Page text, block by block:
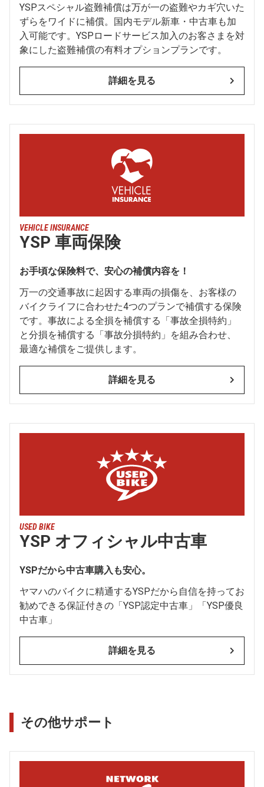
YSPスペシャル盗難補償は万が一の盗難やカギ穴いた
ずらをワイドに補償。国内モデル新車・中古車も加
入可能です。YSPロードサービス加入のお客さまを対
象にした盗難補償の有料オプションプランです。
詳細を見る
VEHICLE INSURANCE
YSP 車両保険
お手頃な保険料で、安心の補償内容を！
万一の交通事故に起因する車両の損傷を、お客様の
バイクライフに合わせた4つのプランで補償する保険
です。事故による全損を補償する「事故全損特約」
と分損を補償する「事故分損特約」を組み合わせ、
最適な補償をご提供します。
詳細を見る
USED BIKE
YSP オフィシャル中古車
YSPだから中古車購入も安心。
ヤマハのバイクに精通するYSPだから自信を持ってお
勧めできる保証付きの「YSP認定中古車」「YSP優良
中古車」
詳細を見る
その他サポート